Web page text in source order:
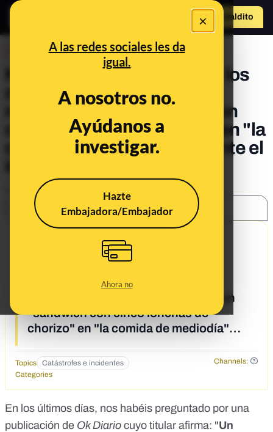
×
A las redes sociales les da
igual.
A nosotros no.
Ayúdanos a
investigar.
Hazte
Embajadora/Embajador
Ahora no
Hazte Maldito
No, no hay pruebas de que los
militares de la UME sólo
recibieran un "sándwich con
cinco lonchas de chorizo" en "la
comida de mediodía" durante el
Publicado el
SHARE:
«[T] No, no hay pruebas de que los
militares de la UME sólo recibieran un
"sándwich con cinco lonchas de
chorizo" en "la comida de mediodía"
Topics Catástrofes e incidentes
Channels:
Categories
En los últimos días, nos habéis preguntado por una
publicación de Ok Diario cuyo titular afirma: "Un